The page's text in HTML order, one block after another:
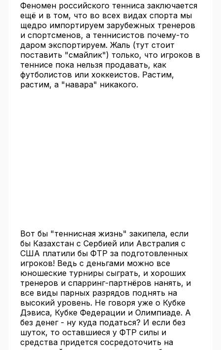
Феномен российского тенниса заключается
ещё и в том, что во всех видах спорта мы
щедро импортируем зарубежных тренеров
и спортсменов, а теннисистов почему-то
даром экспортируем. Жаль (тут стоит
поставить "смайлик") только, что игроков в
теннисе пока нельзя продавать, как
футболистов или хоккеистов. Растим,
растим, а "навара" никакого.
Вот бы "теннисная жизнь" закипела, если
бы Казахстан с Сербией или Австралия с
США платили бы ФТР за подготовленных
игроков! Ведь с деньгами можно все
юношеские турниры сыграть, и хороших
тренеров и спарринг-партнёров нанять, и
все виды парных разрядов поднять на
высокий уровень. Не говоря уже о Кубке
Дэвиса, Кубке Федерации и Олимпиаде. А
без денег - ну куда податься? И если без
шуток, то оставшиеся у ФТР силы и
средства придется сосредоточить на